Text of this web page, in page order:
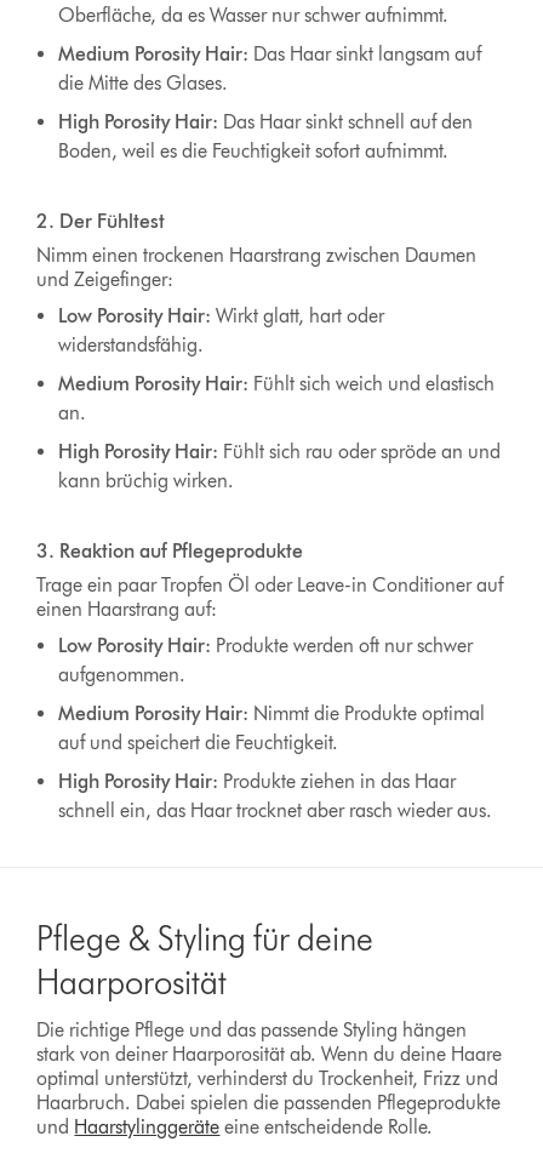
Oberfläche, da es Wasser nur schwer aufnimmt.
Medium Porosity Hair: Das Haar sinkt langsam auf
die Mitte des Glases.
High Porosity Hair: Das Haar sinkt schnell auf den
Boden, weil es die Feuchtigkeit sofort aufnimmt.
2. Der Fühltest
Nimm einen trockenen Haarstrang zwischen Daumen
und Zeigefinger:
Low Porosity Hair: Wirkt glatt, hart oder
widerstandsfähig.
Medium Porosity Hair: Fühlt sich weich und elastisch
an.
High Porosity Hair: Fühlt sich rau oder spröde an und
kann brüchig wirken.
3. Reaktion auf Pflegeprodukte
Trage ein paar Tropfen Öl oder Leave-in Conditioner auf
einen Haarstrang auf:
Low Porosity Hair: Produkte werden oft nur schwer
aufgenommen.
Medium Porosity Hair: Nimmt die Produkte optimal
auf und speichert die Feuchtigkeit.
High Porosity Hair: Produkte ziehen in das Haar
schnell ein, das Haar trocknet aber rasch wieder aus.
Pflege & Styling für deine
Haarporosität
Die richtige Pflege und das passende Styling hängen
stark von deiner Haarporosität ab. Wenn du deine Haare
optimal unterstützt, verhinderst du Trockenheit, Frizz und
Haarbruch. Dabei spielen die passenden Pflegeprodukte
und Haarstylinggeräte eine entscheidende Rolle.